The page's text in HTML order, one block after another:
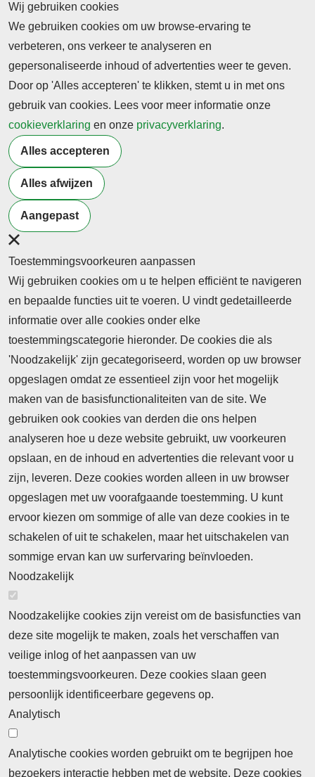
en toch gebeurde het. En de sentimenten van
dehumanisatie van toen bestaan anno 2023 nog
altijd
Lees het hele bericht
16 april 2023
4-5 Mei – Democratie verdient voortdurende
aandacht en versterking
We naderen de meimaand, traditioneel de maand
van de herdenking van de Bevrijding op 5 mei 1945,
de bevrijding van de Duitse onderdrukking die vijf
Wij gebruiken cookies
We gebruiken cookies om uw browse-ervaring te
verbeteren, ons verkeer te analyseren en
gepersonaliseerde inhoud of advertenties weer te geven.
Door op 'Alles accepteren' te klikken, stemt u in met ons
gebruik van cookies. Lees voor meer informatie onze
cookieverklaring en onze privacyverklaring.
Alles accepteren
Alles afwijzen
Aangepast
Toestemmingsvoorkeuren aanpassen
Wij gebruiken cookies om u te helpen efficiënt te navigeren
en bepaalde functies uit te voeren. U vindt gedetailleerde
informatie over alle cookies onder elke
toestemmingscategorie hieronder. De cookies die als
'Noodzakelijk' zijn gecategoriseerd, worden op uw browser
opgeslagen omdat ze essentieel zijn voor het mogelijk
maken van de basisfunctionaliteiten van de site. We
gebruiken ook cookies van derden die ons helpen
analyseren hoe u deze website gebruikt, uw voorkeuren
opslaan, en de inhoud en advertenties die relevant voor u
zijn, leveren. Deze cookies worden alleen in uw browser
opgeslagen met uw voorafgaande toestemming. U kunt
ervoor kiezen om sommige of alle van deze cookies in te
schakelen of uit te schakelen, maar het uitschakelen van
sommige ervan kan uw surfervaring beïnvloeden.
Noodzakelijk
Noodzakelijke cookies zijn vereist om de basisfuncties van
deze site mogelijk te maken, zoals het verschaffen van
veilige inlog of het aanpassen van uw
toestemmingsvoorkeuren. Deze cookies slaan geen
persoonlijk identificeerbare gegevens op.
Analytisch
Analytische cookies worden gebruikt om te begrijpen hoe
bezoekers interactie hebben met de website. Deze cookies
Nieuws
Neem contact op
Algemene Leveringsvoorwaarden
Cookieverklaring
Privacyverklaring
Abonnementinformatie Inlogprocedure
Nieuws
Laatste nieuws
Meld u aan voor onze nieuwsbrief